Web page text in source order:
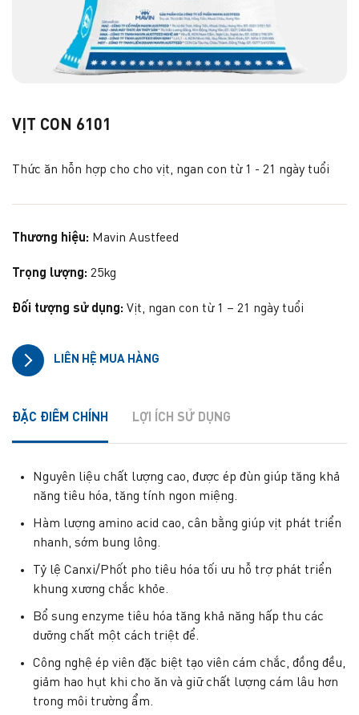
VỊT CON 6101
Thức ăn hỗn hợp cho cho vịt, ngan con từ 1 - 21 ngày tuổi
Thương hiệu: Mavin Austfeed
Trọng lượng: 25kg
Đối tượng sử dụng: Vịt, ngan con từ 1 – 21 ngày tuổi
LIÊN HỆ MUA HÀNG
ĐẶC ĐIỂM CHÍNH LỢI ÍCH SỬ DỤNG
Nguyên liệu chất lượng cao, được ép đùn giúp tăng khả
năng tiêu hóa, tăng tính ngon miệng.
Hàm lượng amino acid cao, cân bằng giúp vịt phát triển
nhanh, sớm bung lông.
Tỷ lệ Canxi/Phốt pho tiêu hóa tối ưu hỗ trợ phát triển
khung xương chắc khỏe.
Bổ sung enzyme tiêu hóa tăng khả năng hấp thu các
dưỡng chất một cách triệt để.
Công nghệ ép viên đặc biệt tạo viên cám chắc, đồng đều,
giảm hao hụt khi cho ăn và giữ chất lượng cám lâu hơn
trong môi trường ẩm.